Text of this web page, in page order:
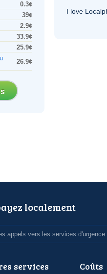
0.3¢
39¢
2.9¢
33.9¢
25.9¢
26.9¢
I love
localement
appels vers les services d'urgence
services Coûts